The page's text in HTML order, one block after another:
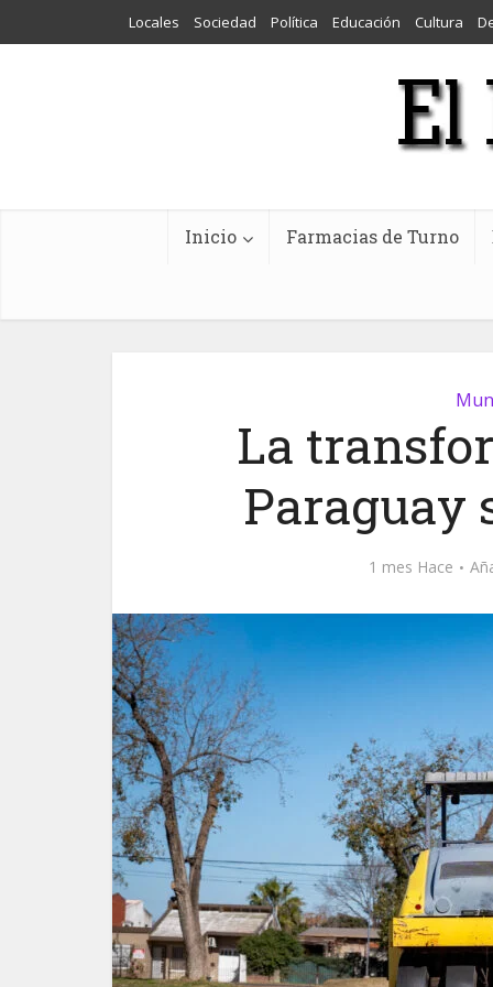
Locales Sociedad Política Educación Cultura
Inicio Farmacias de Turno
La
Paraguay
1 mes Hace